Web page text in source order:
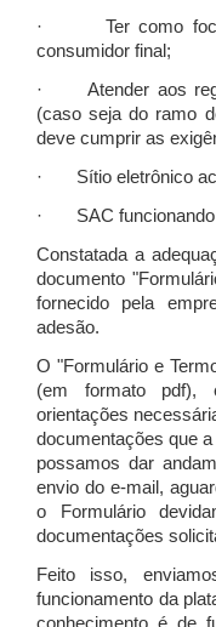
· Ter como foco
consumidor final;
· Atender aos
(caso seja do ramo
deve cumprir as
· Sítio eletrônico
· SAC funcionando
Constatada a
documento
fornecido pela
adesão.
O "Formulário e
(em formato pdf),
orientações
documentações que
possamos dar
envio do e-mail,
o Formulário
documentações
Feito isso,
funcionamento da